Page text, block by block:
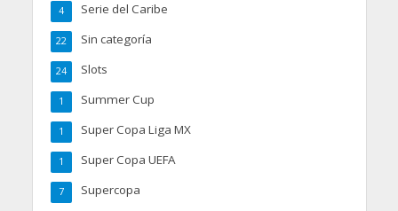
Serie del Caribe
4
Sin categoría
22
Slots
24
Summer Cup
1
Super Copa Liga MX
1
Super Copa UEFA
1
Supercopa
7